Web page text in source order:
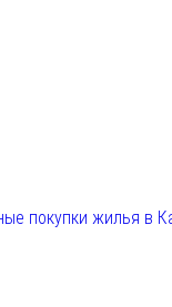
покупки жилья в